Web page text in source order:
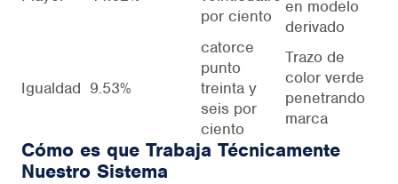
por ciento
en modelo
derivado
Igualdad 9.53%
catorce
punto
treinta y
seis por
ciento
Trazo de
color verde
penetrando
marca
Cómo es que Trabaja Técnicamente
Nuestro Sistema